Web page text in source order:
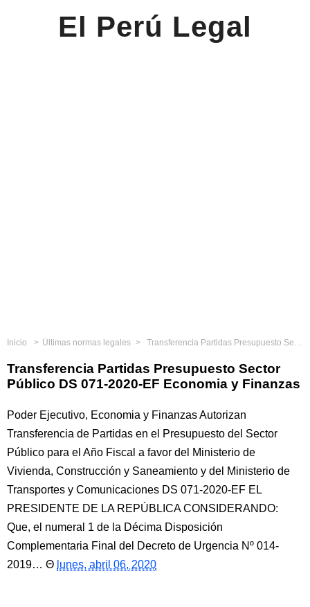
El Perú Legal
Inicio Últimas normas legales Transferencia Partidas Presupuesto Sector Público DS 071-2020-EF Economia y Finanzas
Transferencia Partidas Presupuesto Sector
Público DS 071-2020-EF Economia y Finanzas
Poder Ejecutivo, Economia y Finanzas Autorizan
Transferencia de Partidas en el Presupuesto del Sector
Público para el Año Fiscal a favor del Ministerio de
Vivienda, Construcción y Saneamiento y del Ministerio de
Transportes y Comunicaciones DS 071-2020-EF EL
PRESIDENTE DE LA REPÚBLICA CONSIDERANDO:
Que, el numeral 1 de la Décima Disposición
Complementaria Final del Decreto de Urgencia Nº 014-
2019…
lunes, abril 06, 2020